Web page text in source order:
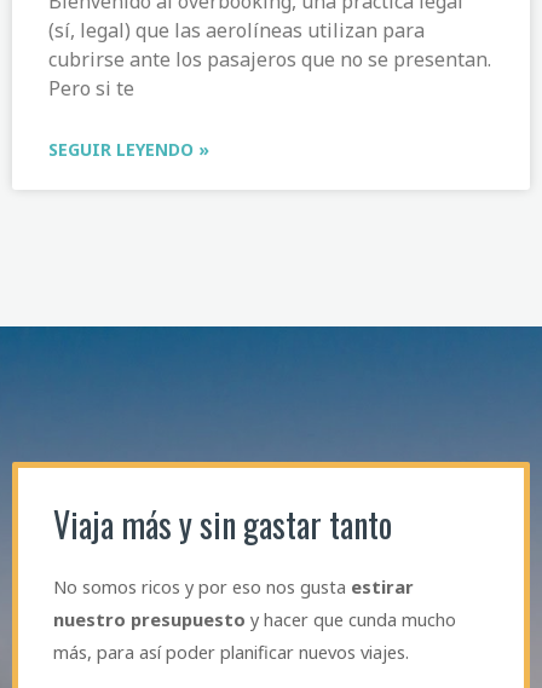
(sí, legal) que las aerolíneas utilizan para
cubrirse ante los pasajeros que no se presentan.
Pero si te
SEGUIR LEYENDO »
Viaja más y sin gastar tanto
No somos ricos y por eso nos gusta estirar
nuestro presupuesto y hacer que cunda mucho
más, para así poder planificar nuevos viajes.